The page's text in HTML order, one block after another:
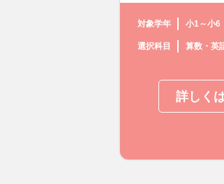
対象学年 小1～小6
選択科目 算数・英
詳しく